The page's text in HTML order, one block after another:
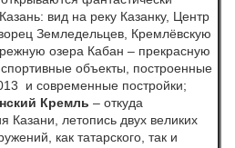
вид на реку Казанку, Центр
Земледельцев, Кремлёвскую
озера Кабан – прекрасную
объекты, построенные
и современные постройки;
Кремль – откуда
Казани, летопись двух великих
как татарского, так и